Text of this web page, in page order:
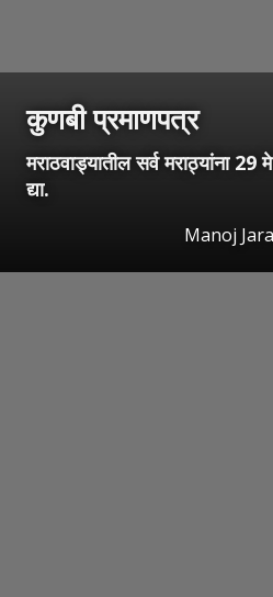
कुणबी प्रमाणपत्र
मराठवाड्यातील सर्व मराठ्यांना
द्या.
Manoj